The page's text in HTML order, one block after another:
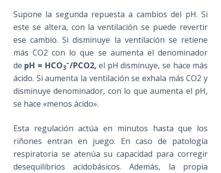
Supone la segunda repuesta a cambios del pH. Si
este se altera, con la ventilación se puede revertir
ese cambio. Si disminuye la ventilación se retiene
más CO2 con lo que se aumenta el denominador
de pH = HCO3
–/PCO2,el pH disminuye, se hace más
ácido. Si aumenta la ventilación se exhala más CO2 y
disminuye denominador, con lo que aumenta el pH,
se hace «menos ácido».
Esta regulación actúa en minutos hasta que los
riñones entran en juego. En caso de patología
respiratoria se atenúa su capacidad para corregir
desequilibrios acidobásicos. Además, la propia